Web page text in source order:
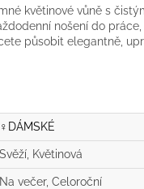
květinové vůně s
nošení do
působit elegantně,
♀️DÁMSKÉ
Svěží, Květinová
Na večer, Celoroční